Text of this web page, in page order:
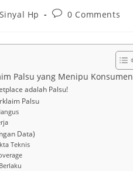
Hp
Post0 Comments
Palsu yang Menipu Konsumen
adalah Palsu!
Palsu
Data)
Teknis